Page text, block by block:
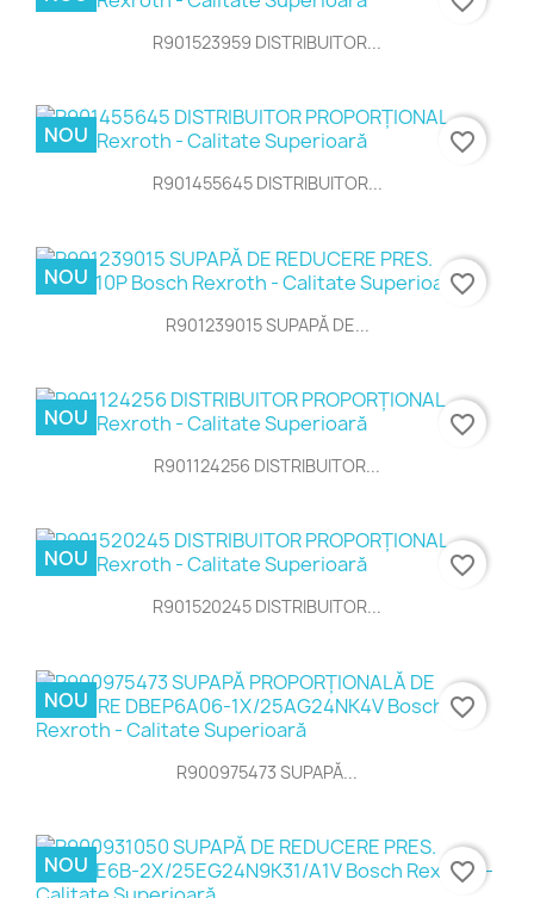
R901523959 DISTRIBUITOR...
R901455645 DISTRIBUITOR...
NOU favorite_border
R901239015 SUPAPĂ DE...
NOU favorite_border
R901124256 DISTRIBUITOR...
NOU favorite_border
R901520245 DISTRIBUITOR...
NOU favorite_border
R900975473 SUPAPĂ...
NOU favorite_border
NOU favorite_border